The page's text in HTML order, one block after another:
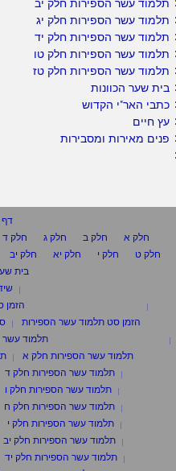
תלמוד עשר הספירות חלק יב
תלמוד עשר הספירות חלק יג
תלמוד עשר הספירות חלק יד
תלמוד עשר הספירות חלק טו
תלמוד עשר הספירות חלק טז
בית שער הכוונות
כתבי האר"י הקדוש
עץ חיים
פנים מאירות ומסבירות
דף
חלק א
חלק ב חלק ג חלק ד
חלק ט
חלק י חלק יא חלק יב
בית
הזמן
הזמן סט תלמוד עשר הספירות
תלמוד עשר
תלמוד עשר הספירות חלק א
תלמוד עשר הספירות חלק ד
תלמוד עשר הספירות חלק ו
תלמוד עשר הספירות חלק ח
תלמוד עשר הספירות חלק י
תלמוד עשר הספירות חלק יב
תלמוד עשר הספירות חלק יד